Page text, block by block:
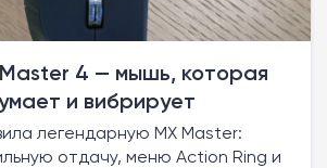
4 — мышь, которая
и вибрирует
легендарную MX Master:
отдачу, меню Action Ring и